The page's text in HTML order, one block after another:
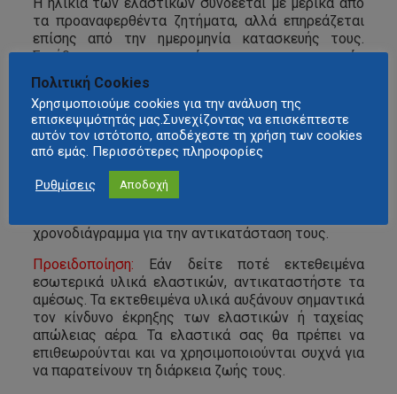
τα προαναφερθέντα ζητήματα, αλλά επηρεάζεται
επίσης από την ημερομηνία κατασκευής τους.
Συνήθως,οι περισσότεροι κατασκευαστές
ελαστικών προτείνουν αντικατάσταση
ελαστικών σε 5 ή 6 χρόνια με μέγιστη χρονική
περίοδο αντικατάστασης 10 ετών ανεξάρτητα
από την κατάσταση των ελαστικών ή το βάθος
του πέλματος. Τα ελαστικά σαςέχουν σφραγίδα
ημερομηνίας στο πλευρικό τοίχωμα που δείχνει
την εβδομάδα και το έτος κατασκευής του
Χρησιμοποιήστε αυτήν την πληροφορία
χρονοδιάγραμμα για την αντικατάσταση τους.
Προειδοποίηση: Εάν δείτε ποτέ εκτεθειμένα
εσωτερικά υλικά ελαστικών, αντικαταστήστε τα
αμέσως. Τα εκτεθειμένα υλικά αυξάνουν σημαντικά
τον κίνδυνο έκρηξης των ελαστικών ή ταχείας
απώλειας αέρα. Τα ελαστικά σας θα πρέπει να
επιθεωρούνται και να χρησιμοποιούνται συχνά για
να παρατείνουν τη διάρκεια ζωής τους.
Πολιτική Cookies
Χρησιμοποιούμε cookies για την ανάλυση της
επισκεψιμότητάς μας.Συνεχίζοντας να επισκέπτεστε
αυτόν τον ιστότοπο, αποδέχεστε τη χρήση των cookies
από εμάς. Περισσότερες πληροφορίες
Ρυθμίσεις Αποδοχή